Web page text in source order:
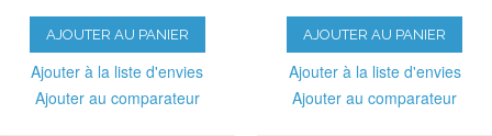
AJOUTER AU PANIER
Ajouter à la liste d'envies
Ajouter au comparateur
AJOUTER AU PANIER
Ajouter à la liste d'envies
Ajouter au comparateur